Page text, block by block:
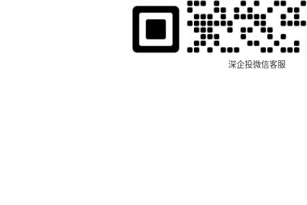
深企投微信客服